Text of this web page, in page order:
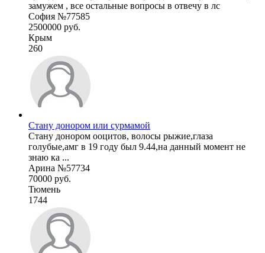
замужем , все остальные вопросы в отвечу в лс
София №77585
2500000 руб.
Крым
260
Стану донором или сурмамой
Стану донором ооцитов, волосы рыжие,глаза
голубые,амг в 19 году был 9.44,на данный момент не
знаю ка ...
Арина №57734
70000 руб.
Тюмень
1744